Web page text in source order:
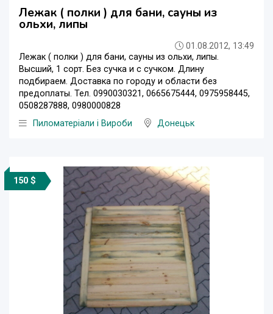
Лежак ( полки ) для бани, сауны из
ольхи, липы
01.08.2012, 13:49
Лежак ( полки ) для бани, сауны из ольхи, липы.
Высший, 1 сорт. Без сучка и с сучком. Длину
подбираем. Доставка по городу и области без
предоплаты. Тел. 0990030321, 0665675444, 0975958445,
0508287888, 0980000828
Пиломатеріали і Вироби
Донецьк
150 $